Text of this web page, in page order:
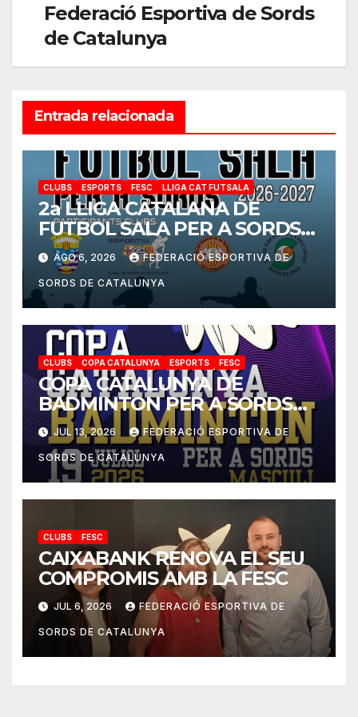
Federació Esportiva de Sords
de Catalunya
Entrada relacionada
CLUBS ESPORTS FESC LLIGA CAT FUTSALA
2a LLIGA CATALANA DE
FUTBOL SALA PER A SORDS
2026-2027
AGO 6, 2026 FEDERACIÓ ESPORTIVA DE
SORDS DE CATALUNYA
CLUBS COPA CATALUNYA ESPORTS FESC
COPA CATALUNYA DE
BADMINTON PER A SORDS
2026
JUL 13, 2026 FEDERACIÓ ESPORTIVA DE
SORDS DE CATALUNYA
CLUBS FESC
CAIXABANK RENOVA EL SEU
COMPROMIS AMB LA FESC
JUL 6, 2026 FEDERACIÓ ESPORTIVA DE
SORDS DE CATALUNYA